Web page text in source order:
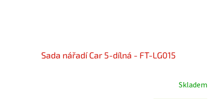
Sada nářadí Car 5-dílná - FT-LG015
Skladem